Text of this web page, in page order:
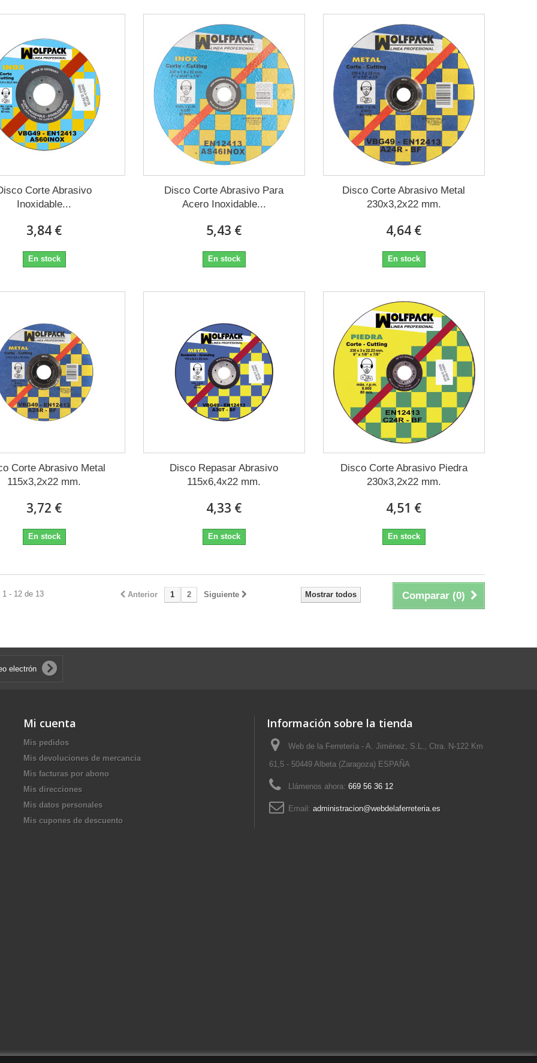
Corte Abrasivo
Inoxidable...
3,84 €
En stock
Disco Corte Abrasivo Para
Acero Inoxidable...
5,43 €
En stock
Disco Corte Abrasivo Metal
230x3,2x22 mm.
4,64 €
En stock
Corte Abrasivo Metal
115x3,2x22 mm.
3,72 €
En stock
Disco Repasar Abrasivo
115x6,4x22 mm.
4,33 €
En stock
Disco Corte Abrasivo Piedra
230x3,2x22 mm.
4,51 €
En stock
Comparar (0)
Mostrar todos
Anterior 1 2 Siguiente
1 - 12 de 13
Mi cuenta
Mis pedidos
Mis devoluciones de mercancia
Mis facturas por abono
Mis direcciones
Mis datos personales
Mis cupones de descuento
Información sobre la tienda
Web de la Ferretería - A. Jiménez, S.L., Ctra. N-122 Km
61,5 - 50449 Albeta (Zaragoza) ESPAÑA
Llámenos ahora: 669 56 36 12
Email: administracion@webdelaferreteria.es